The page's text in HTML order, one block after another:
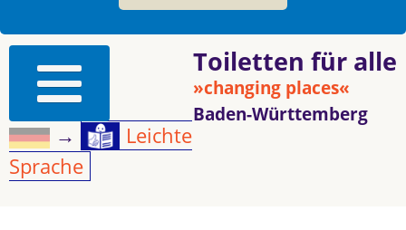
Toiletten für alle
»changing places«
Baden-Württemberg
→
Leichte
Sprache